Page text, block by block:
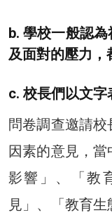
b. 學校一般認
及面對的壓力，
c. 校長們以文
問卷調查邀請
因素的意見，
影響」、「教
見」、「教育